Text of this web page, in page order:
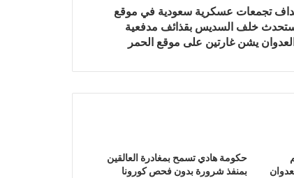
تجمعات عسكرية سعودية في موقع
خلف السديس بقذائف مدفعية
يشن غارتين على موقع الحمر
حكومة هادي تسمح بمغادرة العالقين
بمنفذ شرورة بدون فحص كورونا